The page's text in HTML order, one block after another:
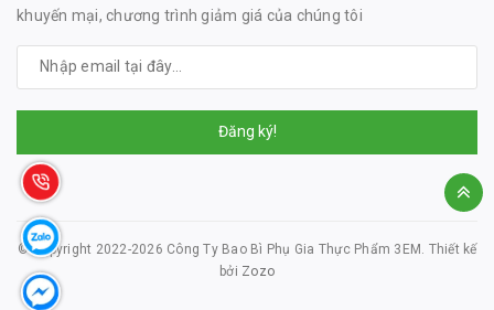
khuyến mại, chương trình giảm giá của chúng tôi
Đăng ký!
© Copyright 2022-2026 Công Ty Bao Bì Phụ Gia Thực Phẩm 3EM. Thiết kế
bởi Zozo